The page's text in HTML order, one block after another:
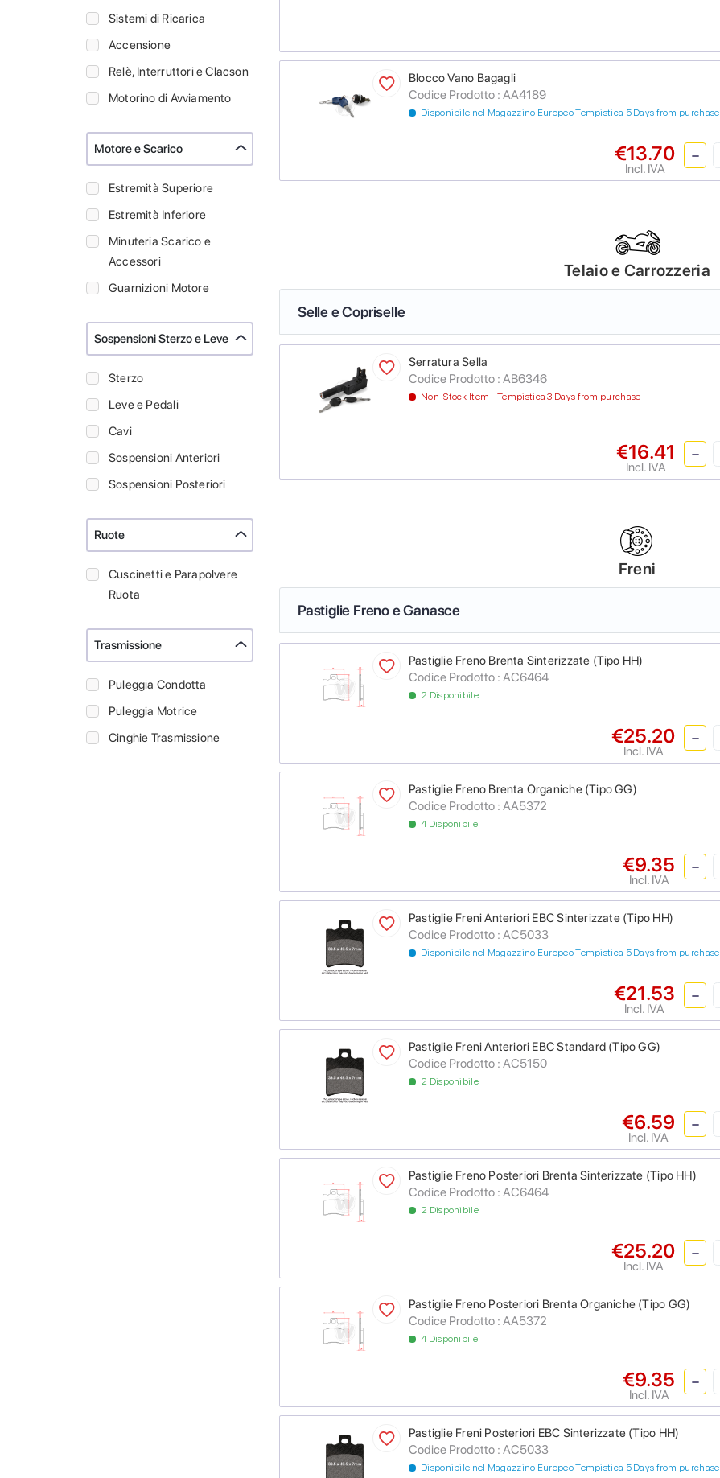
Sistemi di Ricarica
Accensione
Relè, Interruttori e Clacson
Motorino di Avviamento
Motore e Scarico
Estremità Superiore
Estremità Inferiore
Minuteria Scarico e
Accessori
Guarnizioni Motore
Sospensioni Sterzo e Leve
Sterzo
Leve e Pedali
Cavi
Sospensioni Anteriori
Sospensioni Posteriori
Ruote
Cuscinetti e Parapolvere
Ruota
Trasmissione
Puleggia Condotta
Puleggia Motrice
Cinghie Trasmissione
Blocco Vano Bagagli
Codice Prodotto : AA4189
Disponibile nel Magazzino Europeo Tempistica 5 Days from purchase
€13.70
Incl. IVA
Telaio e Carrozzeria
Selle e Copriselle
Serratura Sella
Codice Prodotto : AB6346
Non-Stock Item - Tempistica 3 Days from purchase
€16.41
Incl. IVA
Freni
Pastiglie Freno e Ganasce
Pastiglie Freno Brenta Sinterizzate (Tipo HH)
Codice Prodotto : AC6464
2 Disponibile
€25.20
Incl. IVA
Pastiglie Freno Brenta Organiche (Tipo GG)
Codice Prodotto : AA5372
4 Disponibile
€9.35
Incl. IVA
Pastiglie Freni Anteriori EBC Sinterizzate (Tipo HH)
Codice Prodotto : AC5033
Disponibile nel Magazzino Europeo Tempistica 5 Days from purchase
€21.53
Incl. IVA
Pastiglie Freni Anteriori EBC Standard (Tipo GG)
Codice Prodotto : AC5150
2 Disponibile
€6.59
Incl. IVA
Pastiglie Freno Posteriori Brenta Sinterizzate (Tipo HH)
Codice Prodotto : AC6464
2 Disponibile
€25.20
Incl. IVA
Pastiglie Freno Posteriori Brenta Organiche (Tipo GG)
Codice Prodotto : AA5372
4 Disponibile
€9.35
Incl. IVA
Pastiglie Freni Posteriori EBC Sinterizzate (Tipo HH)
Codice Prodotto : AC5033
Disponibile nel Magazzino Europeo Tempistica 5 Days from purchase